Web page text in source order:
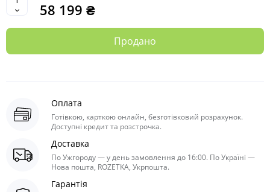
58 199 ₴
Продано
Оплата
Готівкою, карткою онлайн, безготівковий розрахунок.
Доступні кредит та розстрочка.
Доставка
По Ужгороду — у день замовлення до 16:00. По Україні —
Нова пошта, ROZETKA, Укрпошта.
Гарантія